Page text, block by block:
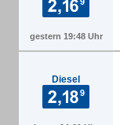
gestern 19:48 Uhr
Diesel